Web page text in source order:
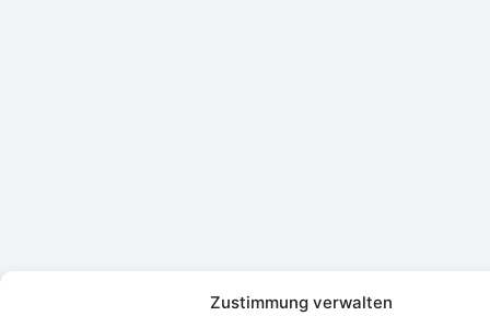
Zustimmung verwalten